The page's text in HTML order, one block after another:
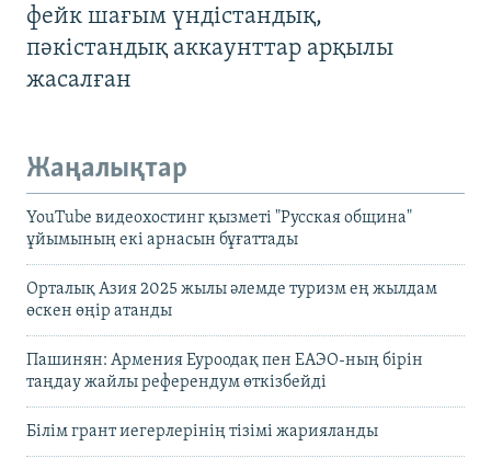
фейк шағым үндістандық,
пәкістандық аккаунттар арқылы
жасалған
Жаңалықтар
YouTube видеохостинг қызметі "Русская община"
ұйымының екі арнасын бұғаттады
Орталық Азия 2025 жылы әлемде туризм ең жылдам
өскен өңір атанды
Пашинян: Армения Еуроодақ пен ЕАЭО-ның бірін
таңдау жайлы референдум өткізбейді
Білім грант иегерлерінің тізімі жарияланды